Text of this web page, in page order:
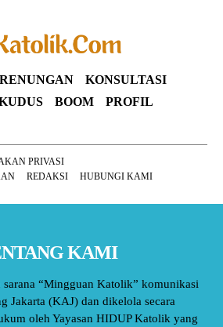
RENUNGAN
KONSULTASI
BOOM
PROFIL
PRIVASI
REDAKSI HUBUNGI KAMI
KAMI
“Mingguan Katolik” komunikasi
Jakarta (KAJ) dan dikelola secara
oleh Yayasan HIDUP Katolik yang